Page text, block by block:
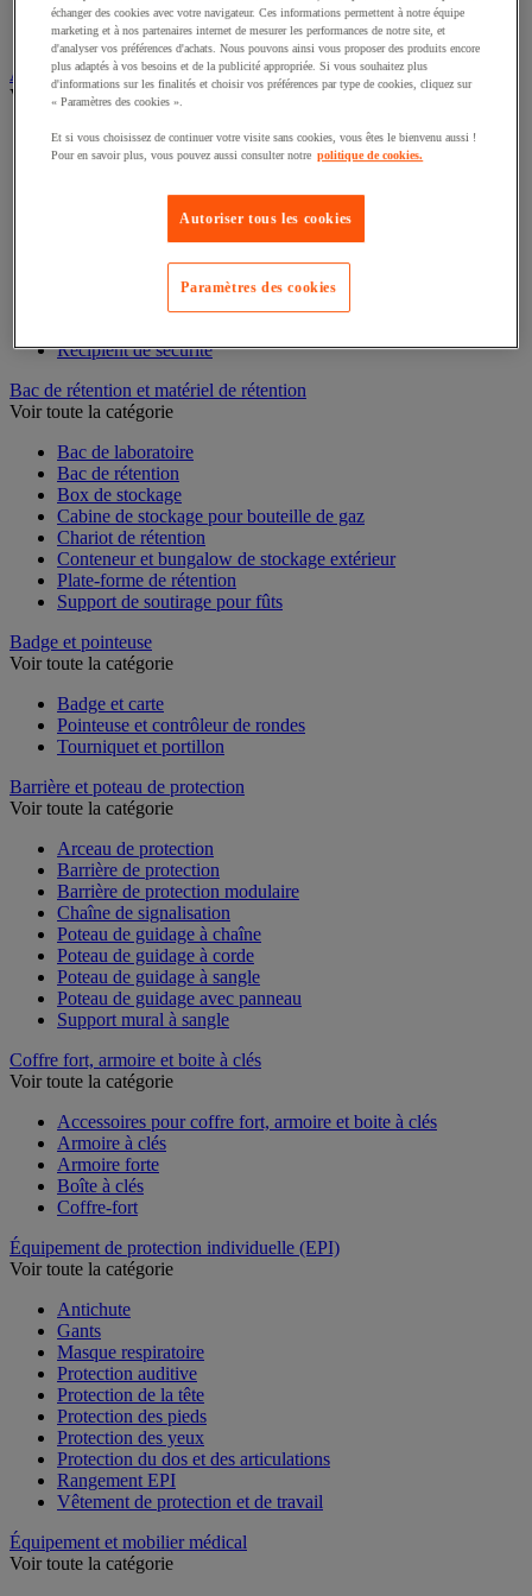
Interphone et vidéophone
Vidéosurveillance
Armoire de sécurité et stockage de produits dangereux
Voir toute la catégorie
Accessoires pour armoire de sécurité et de stockage
Armoire bouteilles de gaz
Armoire multirisque
Armoire pour batteries lithium-ion
Armoire pour produits corrosifs
Armoire pour produits inflammables
Armoire pour produits phytosanitaires
Armoire pour produits toxiques
Récipient de sécurité
Bac de rétention et matériel de rétention
Voir toute la catégorie
Bac de laboratoire
Bac de rétention
Box de stockage
Cabine de stockage pour bouteille de gaz
Chariot de rétention
Conteneur et bungalow de stockage extérieur
Plate-forme de rétention
Support de soutirage pour fûts
Badge et pointeuse
Voir toute la catégorie
Badge et carte
Pointeuse et contrôleur de rondes
Tourniquet et portillon
Barrière et poteau de protection
Voir toute la catégorie
Arceau de protection
Barrière de protection
Barrière de protection modulaire
Chaîne de signalisation
Poteau de guidage à chaîne
Poteau de guidage à corde
Poteau de guidage à sangle
Poteau de guidage avec panneau
Support mural à sangle
Coffre fort, armoire et boite à clés
Voir toute la catégorie
Accessoires pour coffre fort, armoire et boite à clés
Armoire à clés
Armoire forte
Boîte à clés
Coffre-fort
Équipement de protection individuelle (EPI)
Voir toute la catégorie
Antichute
Gants
Masque respiratoire
Protection auditive
Protection de la tête
Protection des pieds
Protection des yeux
Protection du dos et des articulations
Rangement EPI
Vêtement de protection et de travail
Équipement et mobilier médical
Voir toute la catégorie
échanger des cookies avec votre navigateur. Ces informations permettent à notre équipe
marketing et à nos partenaires internet de mesurer les performances de notre site, et
d'analyser vos préférences d'achats. Nous pouvons ainsi vous proposer des produits encore
plus adaptés à vos besoins et de la publicité appropriée. Si vous souhaitez plus
d'informations sur les finalités et choisir vos préférences par type de cookies, cliquez sur
« Paramètres des cookies ».
Et si vous choisissez de continuer votre visite sans cookies, vous êtes le bienvenu aussi !
Pour en savoir plus, vous pouvez aussi consulter notre politique de cookies.
Autoriser tous les cookies
Paramètres des cookies